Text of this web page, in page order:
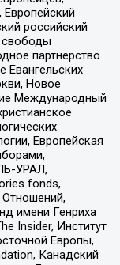
российский
партнерство
Евангельских
Новое
Международный
Европейская
УРАЛ,
fonds,
имени Генриха
Insider, Институт
Европы,
Канадский